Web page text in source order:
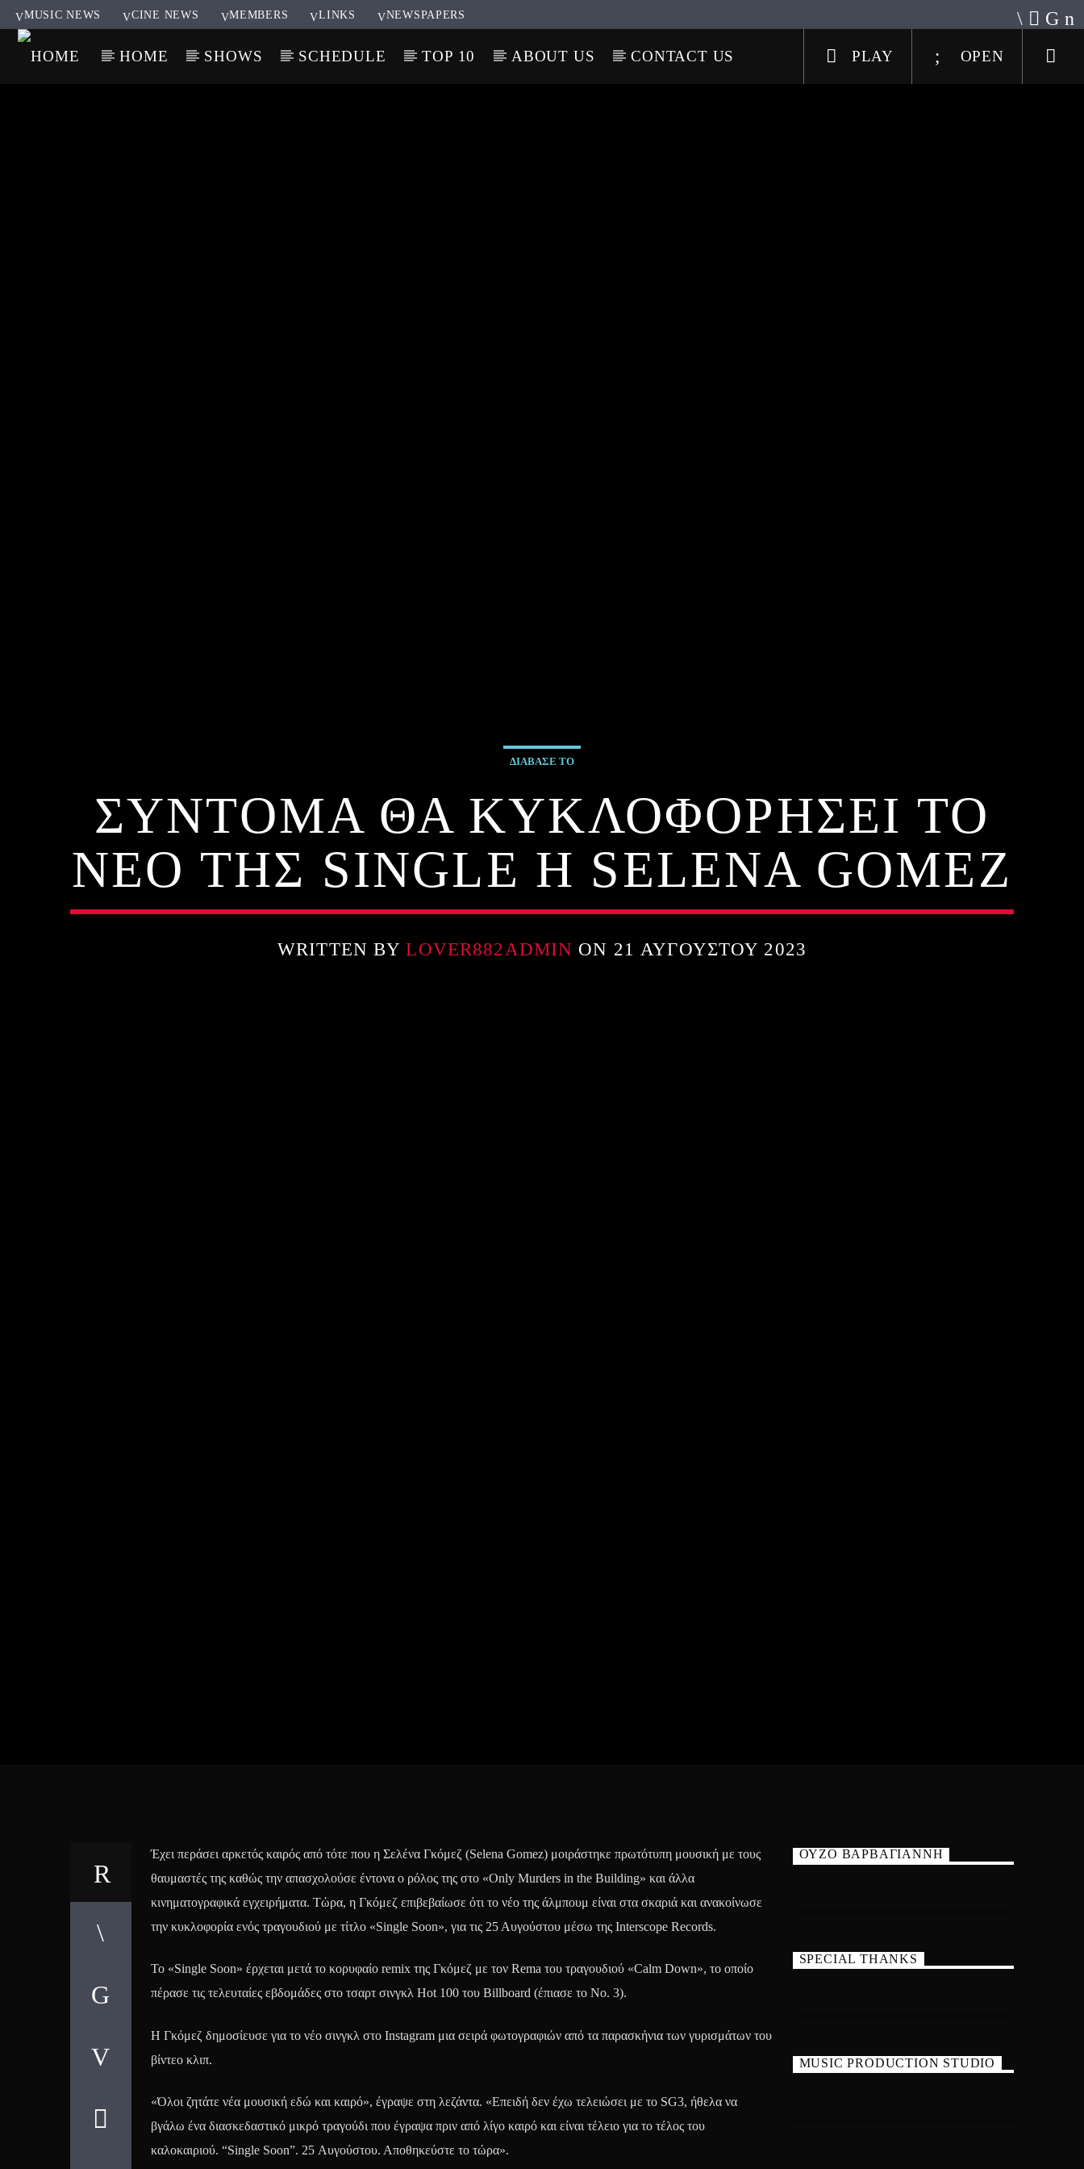
MUSIC NEWS CINE NEWS MEMBERS LINKS NEWSPAPERS
HOME SHOWS SCHEDULE TOP 10 ABOUT US CONTACT US OPEN
PLAY
ΔΙΑΒΑΣΕ ΤΟ
ΣΥΝΤΟΜΑ ΘΑ ΚΥΚΛΟΦΟΡΗΣΕΙ ΤΟ
ΝΕΟ ΤΗΣ SINGLE Η SELENA GOMEZ
WRITTEN BYLOVER882ADMIN ON 21 ΑΥΓΟΎΣΤΟΥ 2023
Έχει περάσει αρκετός καιρός από τότε που η Σελένα Γκόμεζ (Selena Gomez) μοιράστηκε πρωτότυπη μουσική με τους
θαυμαστές της καθώς την απασχολούσε έντονα ο ρόλος της στο «Only Murders in the Building» και άλλα
κινηματογραφικά εγχειρήματα. Τώρα, η Γκόμεζ επιβεβαίωσε ότι το νέο της άλμπουμ είναι στα σκαριά και ανακοίνωσε
την κυκλοφορία ενός τραγουδιού με τίτλο «Single Soon», για τις 25 Αυγούστου μέσω της Interscope Records.
Το «Single Soon» έρχεται μετά το κορυφαίο remix της Γκόμεζ με τον Rema του τραγουδιού «Calm Down», το οποίο
πέρασε τις τελευταίες εβδομάδες στο τσαρτ σινγκλ Hot 100 του Billboard (έπιασε το Νο. 3).
Η Γκόμεζ δημοσίευσε για το νέο σινγκλ στο Instagram μια σειρά φωτογραφιών από τα παρασκήνια των γυρισμάτων του
βίντεο κλιπ.
«Όλοι ζητάτε νέα μουσική εδώ και καιρό», έγραψε στη λεζάντα. «Επειδή δεν έχω τελειώσει με το SG3, ήθελα να
βγάλω ένα διασκεδαστικό μικρό τραγούδι που έγραψα πριν από λίγο καιρό και είναι τέλειο για το τέλος του
καλοκαιριού. “Single Soon”. 25 Αυγούστου. Αποθηκεύστε το τώρα».
ΟΥΖΟ ΒΑΡΒΑΓΙΑΝΝΗ
SPECIAL THANKS
MUSIC PRODUCTION STUDIO